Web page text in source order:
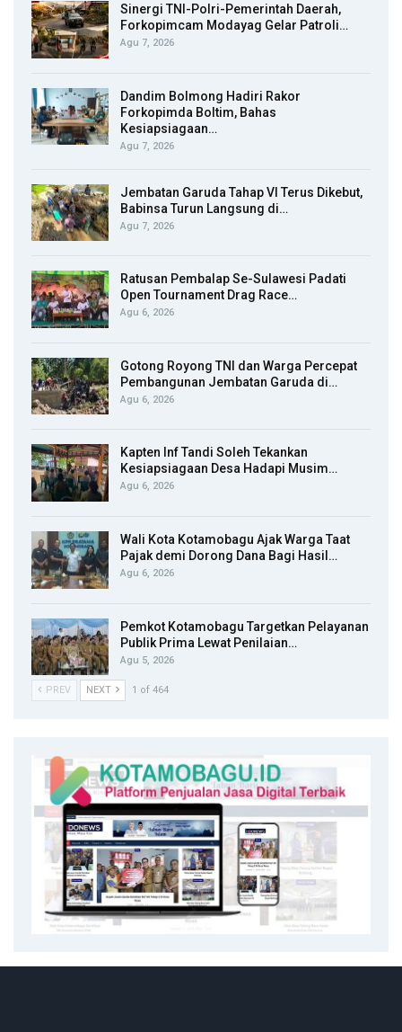
Sinergi TNI-Polri-Pemerintah Daerah,
Forkopimcam Modayag Gelar Patroli…
Agu 7, 2026
Dandim Bolmong Hadiri Rakor
Forkopimda Boltim, Bahas
Kesiapsiagaan…
Agu 7, 2026
Jembatan Garuda Tahap VI Terus Dikebut,
Babinsa Turun Langsung di…
Agu 7, 2026
Ratusan Pembalap Se-Sulawesi Padati
Open Tournament Drag Race…
Agu 6, 2026
Gotong Royong TNI dan Warga Percepat
Pembangunan Jembatan Garuda di…
Agu 6, 2026
Kapten Inf Tandi Soleh Tekankan
Kesiapsiagaan Desa Hadapi Musim…
Agu 6, 2026
Wali Kota Kotamobagu Ajak Warga Taat
Pajak demi Dorong Dana Bagi Hasil…
Agu 6, 2026
Pemkot Kotamobagu Targetkan Pelayanan
Publik Prima Lewat Penilaian…
Agu 5, 2026
PREV NEXT 1 of 464